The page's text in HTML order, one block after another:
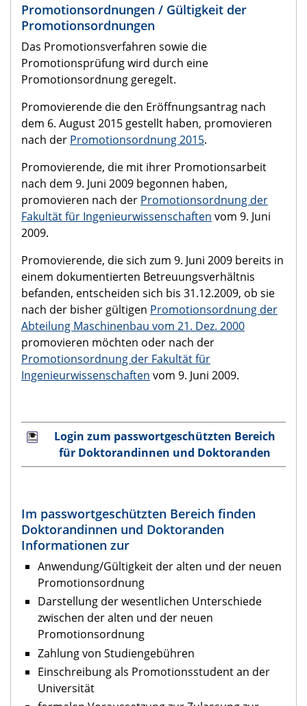
Promotionsordnungen / Gültigkeit der
Promotionsordnungen
Das Promotionsverfahren sowie die
Promotionsprüfung wird durch eine
Promotionsordnung geregelt.
Promovierende die den Eröffnungsantrag nach
dem 6. August 2015 gestellt haben, promovieren
nach der Promotionsordnung 2015.
Promovierende, die mit ihrer Promotionsarbeit
nach dem 9. Juni 2009 begonnen haben,
promovieren nach der Promotionsordnung der
Fakultät für Ingenieurwissenschaften vom 9. Juni
2009.
Promovierende, die sich zum 9. Juni 2009 bereits in
einem dokumentierten Betreuungsverhältnis
befanden, entscheiden sich bis 31.12.2009, ob sie
nach der bisher gültigen Promotionsordnung der
Abteilung Maschinenbau vom 21. Dez. 2000
promovieren möchten oder nach der
Promotionsordnung der Fakultät für
Ingenieurwissenschaften vom 9. Juni 2009.
Login zum passwortgeschützten Bereich
für Doktorandinnen und Doktoranden
Im passwortgeschützten Bereich finden
Doktorandinnen und Doktoranden
Informationen zur
Anwendung/Gültigkeit der alten und der neuen
Promotionsordnung
Darstellung der wesentlichen Unterschiede
zwischen der alten und der neuen
Promotionsordnung
Zahlung von Studiengebühren
Einschreibung als Promotionsstudent an der
Universität